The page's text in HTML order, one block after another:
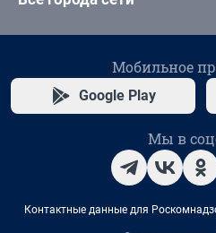
Мобильное
Google Play
Мы в
Контактные данные для